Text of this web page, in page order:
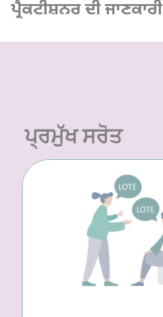
ਪ੍ਰੈਕਟੀਸ਼ਨਰ ਦੀ ਜਾਣਕਾਰੀ
ਪ੍ਰਮੁੱਖ ਸਰੋਤ